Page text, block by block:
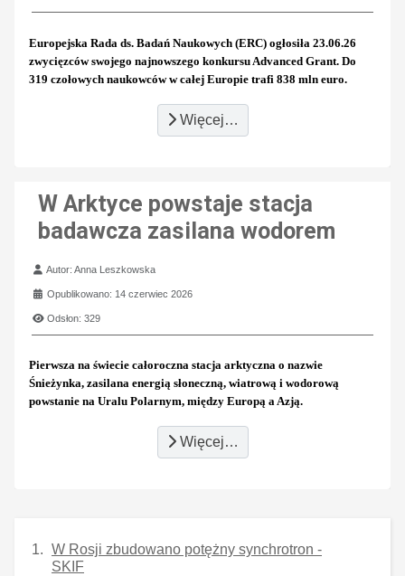
Europejska Rada ds. Badań Naukowych (ERC) ogłosiła 23.06.26
zwycięzców swojego najnowszego konkursu Advanced Grant. Do
319 czołowych naukowców w całej Europie trafi 838 mln euro.
Więcej…
W Arktyce powstaje stacja
badawcza zasilana wodorem
Szczegóły
Autor:Anna Leszkowska
Opublikowano: 14 czerwiec 2026
Odsłon: 329
Pierwsza na świecie całoroczna stacja arktyczna o nazwie
Śnieżynka, zasilana energią słoneczną, wiatrową i wodorową
powstanie na Uralu Polarnym, między Europą a Azją.
Więcej…
W Rosji zbudowano potężny synchrotron -
SKIF